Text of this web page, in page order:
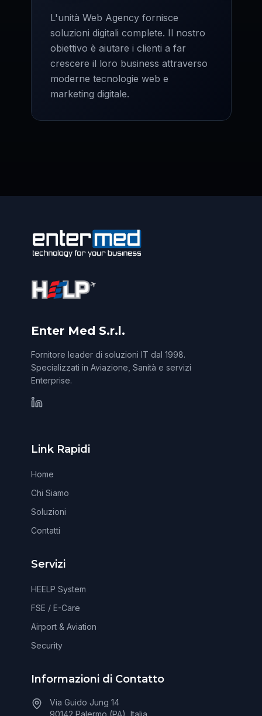
L'unità Web Agency fornisce
soluzioni digitali complete. Il nostro
obiettivo è aiutare i clienti a far
crescere il loro business attraverso
moderne tecnologie web e
marketing digitale.
Enter Med S.r.l.
Fornitore leader di soluzioni IT dal 1998.
Specializzati in Aviazione, Sanità e servizi
Enterprise.
Link Rapidi
Home
Chi Siamo
Soluzioni
Contatti
Servizi
HEELP System
FSE / E-Care
Airport & Aviation
Security
Informazioni di Contatto
Via Guido Jung 14
90142 Palermo (PA), Italia